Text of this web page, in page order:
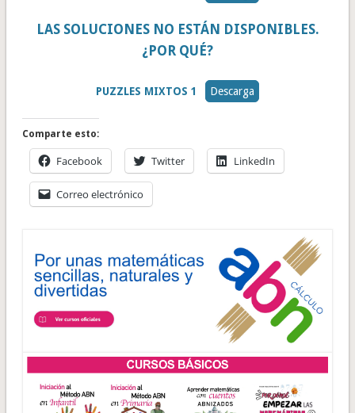
LAS SOLUCIONES NO ESTÁN DISPONIBLES.
¿POR QUÉ?
PUZZLES MIXTOS 1 Descarga
Comparte esto:
Facebook Twitter LinkedIn
Correo electrónico